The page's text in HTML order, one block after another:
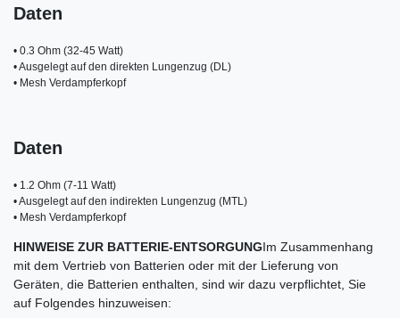
Daten
• 0.3 Ohm (32-45 Watt)
• Ausgelegt auf den direkten Lungenzug (DL)
• Mesh Verdampferkopf
• 1.2 Ohm (7-11 Watt)
• Ausgelegt auf den indirekten Lungenzug (MTL)
• Mesh Verdampferkopf
HINWEISE ZUR BATTERIE-ENTSORGUNGIm Zusammenhang
mit dem Vertrieb von Batterien oder mit der Lieferung von
Geräten, die Batterien enthalten, sind wir dazu verpflichtet, Sie
auf Folgendes hinzuweisen: